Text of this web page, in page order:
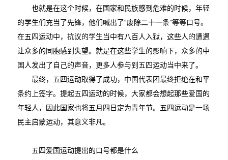
也就是在这个时候，在国家和民族感到危难的时候，年轻
的学生们充当了先锋，他们喊出了“废除二十一条”等等口号。
在五四运动中，抗议的学生当中有八百人入狱，这些人的遭遇
让众多的同胞感到失望。就是在这些学生的影响下，众多的中
国人发出了自己的声音，更多人参与到五四运动当中来了。
最终，五四运动取得了成功，中国代表团最终拒绝在和平
条约上签字。提起五四运动的时候，大家都会想起那些爱国的
年轻人，因此国家也将五月四日定为青年节。五四运动是一场
民主启蒙运动，其意义非凡。
五四爱国运动提出的口号都是什么